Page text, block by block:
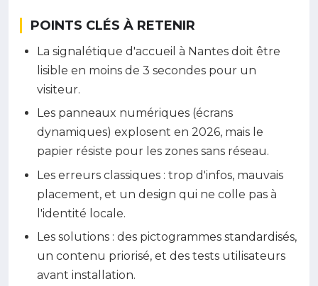
POINTS CLÉS À RETENIR
La signalétique d'accueil à Nantes doit être
lisible en moins de 3 secondes pour un
visiteur.
Les panneaux numériques (écrans
dynamiques) explosent en 2026, mais le
papier résiste pour les zones sans réseau.
Les erreurs classiques : trop d'infos, mauvais
placement, et un design qui ne colle pas à
l'identité locale.
Les solutions : des pictogrammes standardisés,
un contenu priorisé, et des tests utilisateurs
avant installation.